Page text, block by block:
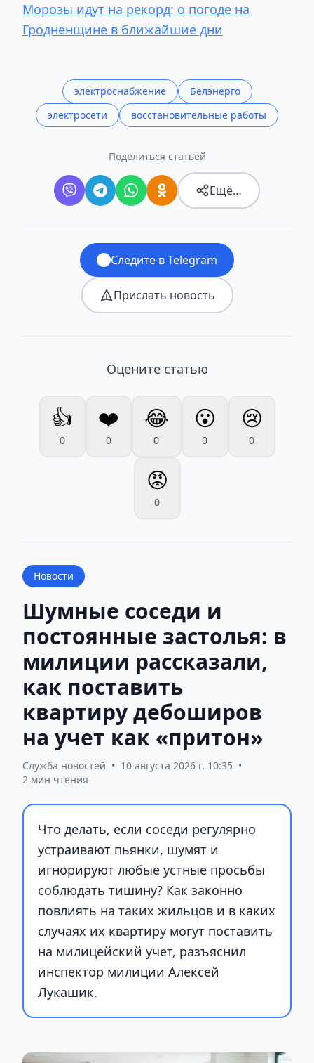
Морозы идут на рекорд: о погоде на
Гродненщине в ближайшие дни
электроснабжение
Белэнерго
электросети
восстановительные работы
Поделиться статьёй
Ещё…
Следите в Telegram
Прислать новость
Оцените статью
👍
0
❤️
0
😂
0
😮
0
😢
0
😡
0
Новости
Шумные соседи и
постоянные застолья: в
милиции рассказали,
как поставить
квартиру дебоширов
на учет как «притон»
Служба новостей • 10 августа 2026 г. 10:35 •
2 мин чтения
Что делать, если соседи регулярно
устраивают пьянки, шумят и
игнорируют любые устные просьбы
соблюдать тишину? Как законно
повлиять на таких жильцов и в каких
случаях их квартиру могут поставить
на милицейский учет, разъяснил
инспектор милиции Алексей
Лукашик.